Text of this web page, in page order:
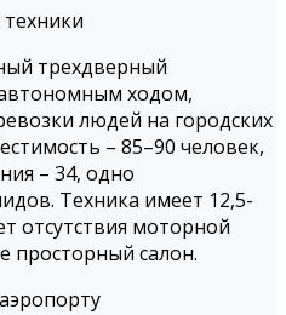
трехдверный
ходом,
людей на городских
– 85–90 человек,
– 34, одно
Техника имеет 12,5-
отсутствия моторной
просторный салон.